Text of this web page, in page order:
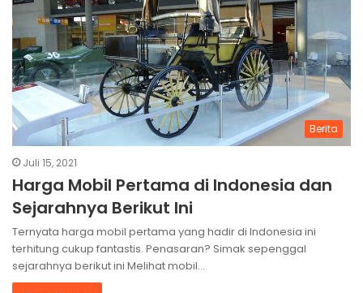
Berita
Juli 15, 2021
Harga Mobil Pertama di Indonesia dan
Sejarahnya Berikut Ini
Ternyata harga mobil pertama yang hadir di Indonesia ini
terhitung cukup fantastis. Penasaran? Simak sepenggal
sejarahnya berikut ini Melihat mobil…